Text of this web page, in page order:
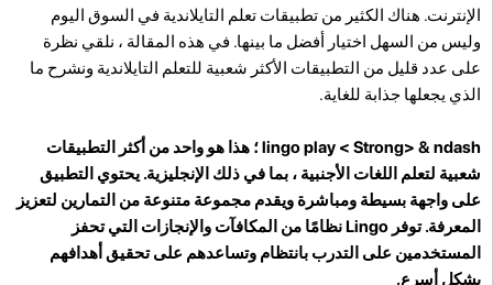
الإنترنت. هناك الكثير من تطبيقات تعلم التايلاندية في السوق اليوم
وليس من السهل اختيار أفضل ما بينها. في هذه المقالة ، نلقي نظرة
على عدد قليل من التطبيقات الأكثر شعبية للتعلم التايلاندية ونشرح ما
الذي يجعلها جذابة للغاية.
lingo play < Strong>& ndash ؛ هذا هو واحد من أكثر التطبيقات
شعبية لتعلم اللغات الأجنبية ، بما في ذلك الإنجليزية. يحتوي التطبيق
على واجهة بسيطة ومباشرة ويقدم مجموعة متنوعة من التمارين لتعزيز
المعرفة. توفر Lingo نظامًا من المكافآت والإنجازات التي تحفز
المستخدمين على التدرب بانتظام وتساعدهم على تحقيق أهدافهم
بشكل أسرع.